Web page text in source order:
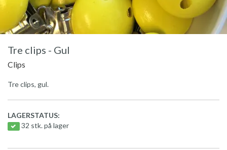
Tre clips - Gul
Clips
Tre clips, gul.
LAGERSTATUS:
32 stk. på lager